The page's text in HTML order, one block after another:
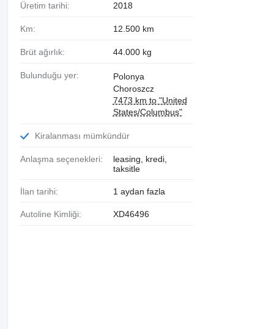
Üretim tarihi: 2018
Km: 12.500 km
Brüt ağırlık: 44.000 kg
Bulunduğu yer:
Polonya
Choroszcz
7473 km to "United
States/Columbus"
Kiralanması mümkündür
Anlaşma seçenekleri:
leasing, kredi,
taksitle
İlan tarihi: 1 aydan fazla
Autoline Kimliği: XD46496